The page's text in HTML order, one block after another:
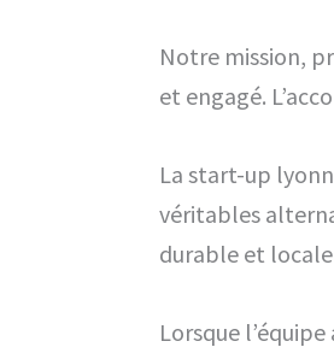
Notre mission,
et engagé.
La start-up
véritables
durable et
Lorsque